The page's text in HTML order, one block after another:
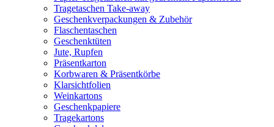
Tragetaschen Take-away
Geschenkverpackungen & Zubehör
Flaschentaschen
Geschenktüten
Jute, Rupfen
Präsentkarton
Korbwaren & Präsentkörbe
Klarsichtfolien
Weinkartons
Geschenkpapiere
Tragekartons